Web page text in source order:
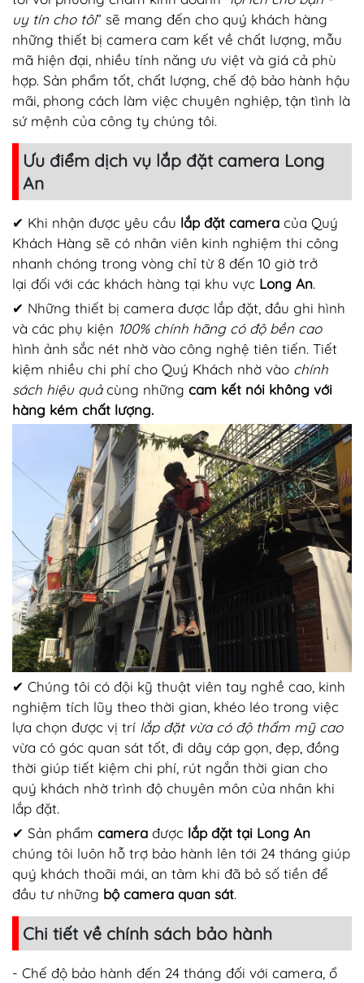
uy tín cho tôi” sẽ mang đến cho quý khách hàng
những thiết bị camera cam kết về chất lượng, mẫu
mã hiện đại, nhiều tính năng ưu việt và giá cả phù
hợp. Sản phẩm tốt, chất lượng, chế độ bảo hành hậu
mãi, phong cách làm việc chuyên nghiệp, tận tình là
sứ mệnh của công ty chúng tôi.
Ưu điểm dịch vụ lắp đặt camera Long
An
✔ Khi nhận được yêu cầu lắp đặt camera của Quý
Khách Hàng sẽ có nhân viên kinh nghiệm thi công
nhanh chóng trong vòng chỉ từ 8 đến 10 giờ trở
lại đối với các khách hàng tại khu vực Long An.
✔ Những thiết bị camera được lắp đặt, đầu ghi hình
và các phụ kiện 100% chính hãng có độ bền cao
hình ảnh sắc nét nhờ vào công nghệ tiên tiến. Tiết
kiệm nhiều chi phí cho Quý Khách nhờ vào chính
sách hiệu quảcùng những cam kết nói không với
hàng kém chất lượng.
✔ Chúng tôi có đội kỹ thuật viên tay nghề cao, kinh
nghiệm tích lũy theo thời gian, khéo léo trong việc
lựa chọn được vị trí lắp đặt vừa có độ thẩm mỹ cao
vừa có góc quan sát tốt, đi dây cáp gọn, đẹp, đồng
thời giúp tiết kiệm chi phí, rút ngắn thời gian cho
quý khách nhờ trình độ chuyên môn của nhân khi
lắp đặt.
✔ Sản phẩm camera được lắp đặt tại Long An
chúng tôi luôn hỗ trợ bảo hành lên tới 24 tháng giúp
quý khách thoãi mái, an tâm khi đã bỏ số tiền để
đầu tư những bộ camera quan sát.
Chi tiết về chính sách bảo hành
- Chế độ bảo hành đến 24 tháng đối với camera, ổ